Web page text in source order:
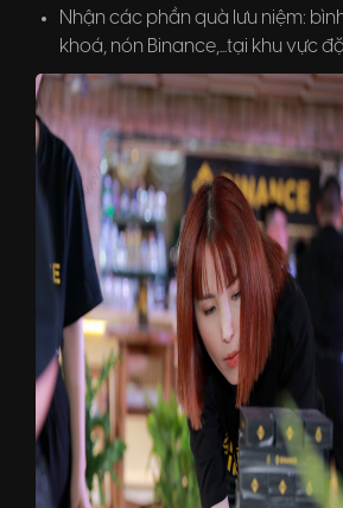
Nhận các phần quà lưu niệm:
khoá, nón Binance,...tại khu vực